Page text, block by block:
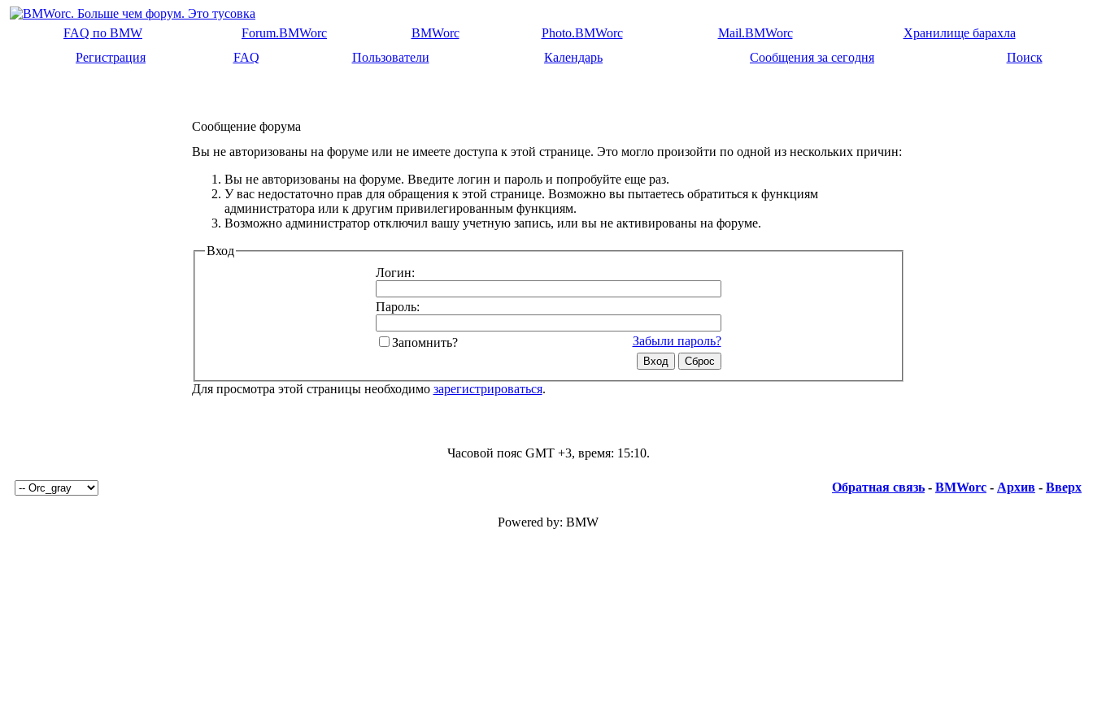
FAQ по BMW Forum.BMWorc BMWorc Photo.BMWorc Mail.BMWorc
Хранилище барахла
Регистрация
FAQ Пользователи Календарь Сообщения за сегодня Поиск
Сообщение форума
Вы не авторизованы на форуме или не имеете доступа к этой странице. Это могло произойти по одной из нескольких причин:
Вы не авторизованы на форуме. Введите логин и пароль и попробуйте еще раз.
У вас недостаточно прав для обращения к этой странице. Возможно вы пытаетесь обратиться к функциям
администратора или к другим привилегированным функциям.
Возможно администратор отключил вашу учетную запись, или вы не активированы на форуме.
Вход
Логин:
Пароль:
Забыли пароль?
Запомнить?
Для просмотра этой страницы необходимо зарегистрироваться.
Часовой пояс GMT +3, время: 15:10.
Обратная связь - BMWorc - Архив - Вверх
Powered by: BMW